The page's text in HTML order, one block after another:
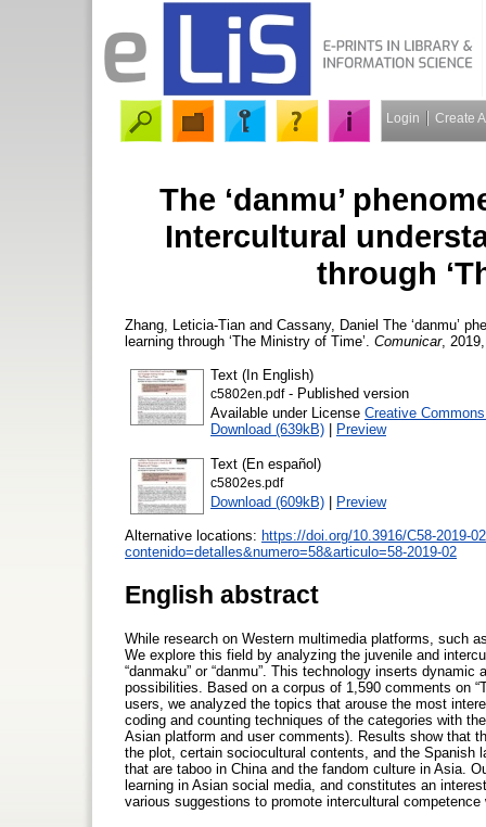
Login Create
The ‘danmu’
Intercultural
through
Zhang, Leticia-Tian and Cassany, Daniel The ‘danmu’
learning through ‘The Ministry of Time’. Comunicar,
Text (In English)
c5802en.pdf- Published version
Available under License Creative
Download (639kB) | Preview
Text (En español)
c5802es.pdf
Download (609kB) | Preview
Alternative locations: https://doi.org/10.3916/C58-2019-02
contenido=detalles&numero=58&articulo=58-2019-02
English abstract
While research on Western multimedia platforms, such
We explore this field by analyzing the juvenile and
“danmaku” or “danmu”. This technology inserts
possibilities. Based on a corpus of 1,590 comments on
users, we analyzed the topics that arouse the most
coding and counting techniques of the categories with
Asian platform and user comments). Results show that
the plot, certain sociocultural contents, and the
that are taboo in China and the fandom culture in Asia.
learning in Asian social media, and constitutes an
various suggestions to promote intercultural